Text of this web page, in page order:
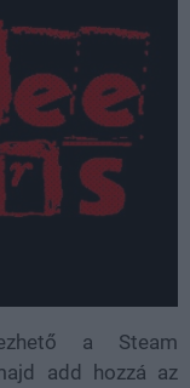
a Steam
add hozzá az